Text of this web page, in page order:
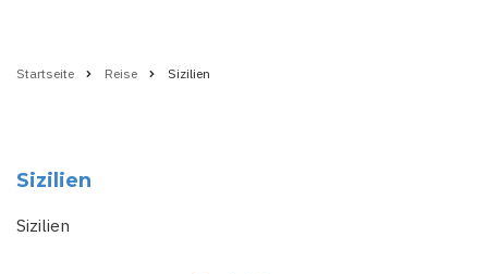
Startseite Reise Sizilien
Sizilien
Sizilien